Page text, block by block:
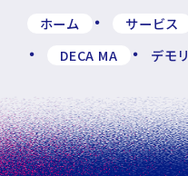
ホーム サービス
DECA MA
デモ